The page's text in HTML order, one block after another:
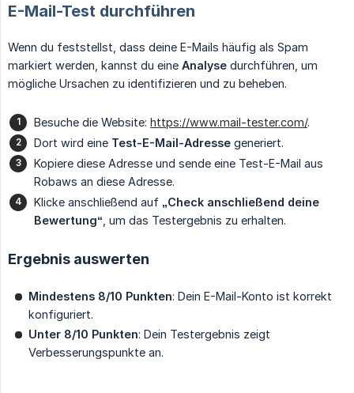
E-Mail-Test durchführen
Wenn du feststellst, dass deine E-Mails häufig als Spam
markiert werden, kannst du eine Analyse durchführen, um
mögliche Ursachen zu identifizieren und zu beheben.
Besuche die Website: https://www.mail-tester.com/.
Dort wird eine Test-E-Mail-Adresse generiert.
Kopiere diese Adresse und sende eine Test-E-Mail aus
Robaws an diese Adresse.
Klicke anschließend auf „Check anschließend deine
Bewertung“ , um das Testergebnis zu erhalten.
Ergebnis auswerten
Mindestens 8/10 Punkten: Dein E-Mail-Konto ist korrekt
konfiguriert.
Unter 8/10 Punkten: Dein Testergebnis zeigt
Verbesserungspunkte an.